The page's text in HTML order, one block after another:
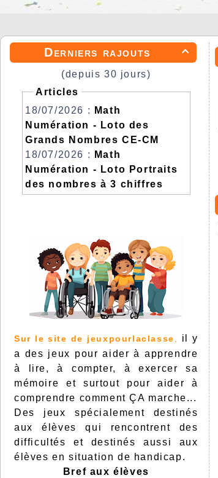

Derniers rajouts
(depuis 30 jours)
Articles
18/07/2026 :
Math
Numération - Loto des
Grands Nombres CE-CM
18/07/2026 :
Math
Numération - Loto Portraits
des nombres à 3 chiffres
Sur le site de jeuxpourlaclasse
il y
a des jeux pour aider à apprendre
à lire, à compter, à exercer sa
mémoire et surtout pour aider à
comprendre comment ÇA marche...
Des jeux spécialement destinés
aux élèves qui rencontrent des
difficultés et destinés aussi aux
élèves en situation de handicap.
Bref aux élèves